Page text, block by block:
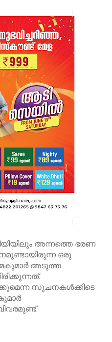
അന്നത്തെ ഭരണ
ഒരു
അടുത്ത
സൂചനകള്‍ക്കിടെ